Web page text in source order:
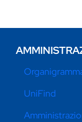
UniFind